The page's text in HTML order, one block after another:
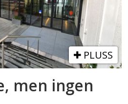
PLUSS
men ingen